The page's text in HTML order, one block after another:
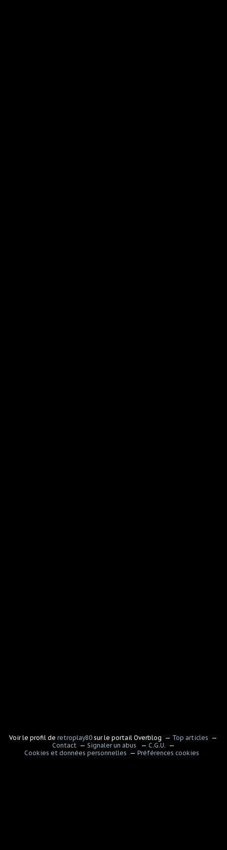
Voir le profil deretroplay80 sur le portail Overblog
Top articles
Contact
Signaler un abus
C.G.U.
Cookies et données personnelles
Préférences cookies